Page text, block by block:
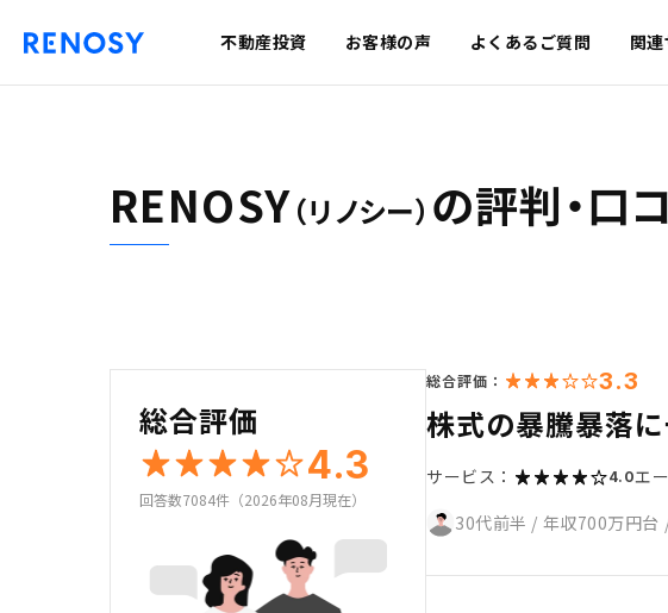
不動産投資 お客様の声 よくあるご質問 関
RENOSY（リノシー） の評判・口
総合評価
4.3
回答数7084件（2026年08月現在）
総合評価： 3.3
株式の暴騰暴落
サービス： 4.0エ
30代前半 / 年収700万円台